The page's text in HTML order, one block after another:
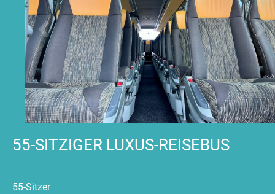
55-SITZIGER LUXUS-REISEBUS
55-Sitzer